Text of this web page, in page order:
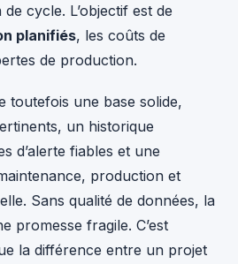
cycle. L’objectif est de
planifiés, les coûts de
de production.
toutefois une base solide,
un historique
d’alerte fiables et une
production et
Sans qualité de données, la
promesse fragile. C’est
la différence entre un projet